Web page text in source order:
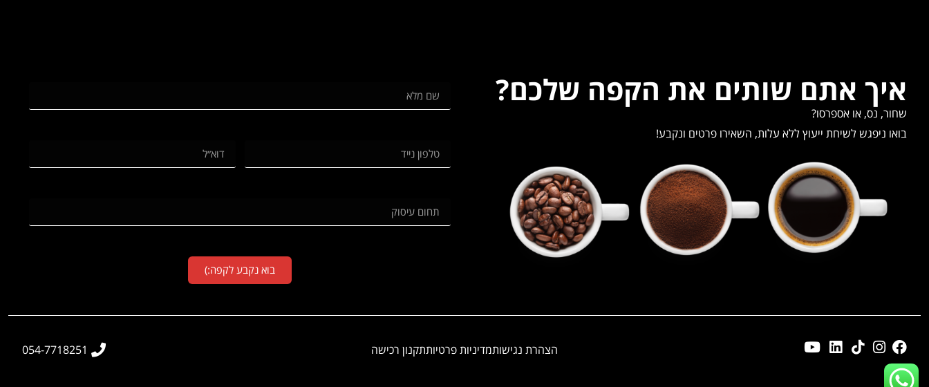
איך אתם שותים את הקפה שלכם?
שחור, נס, או אספרסו?
בואו ניפגש לשיחת ייעוץ ללא עלות, השאירו פרטים ונקבע!
בוא נקבע לקפה:)
הצהרת נגישותמדיניות פרטיותתקנון רכישה 054-7718251